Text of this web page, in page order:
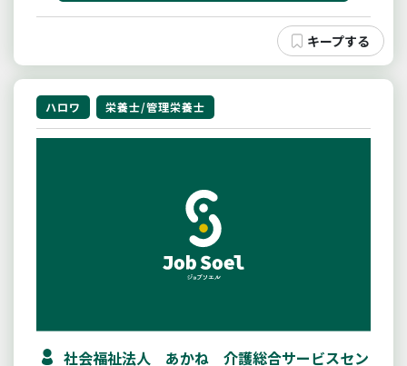
ハロワ 栄養士/管理栄養士
社会福祉法人 あかね 介護総合サービスセン